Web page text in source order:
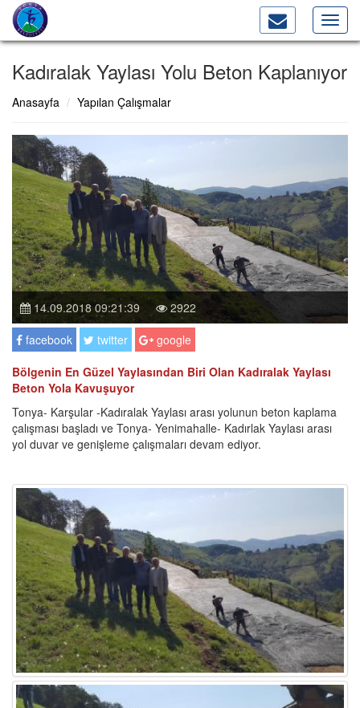
Kadıralak Yaylası Yolu Beton Kaplanıyor
Anasayfa Yapılan Çalışmalar
14.09.2018 09:21:39
2922
facebook
twitter
google
Bölgenin En Güzel Yaylasından Biri Olan Kadıralak Yaylası
Beton Yola Kavuşuyor
Tonya- Karşular -Kadıralak Yaylası arası yolunun beton kaplama
çalışması başladı ve Tonya- Yenimahalle- Kadırlak Yaylası arası
yol duvar ve genişleme çalışmaları devam ediyor.